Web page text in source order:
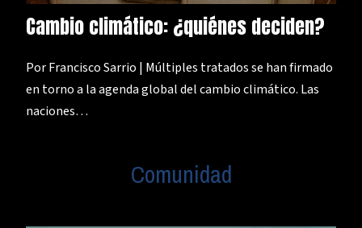
Cambio climático: ¿quiénes deciden?
Por Francisco Sarrio | Múltiples tratados se han firmado
en torno a la agenda global del cambio climático. Las
naciones…
Comunidad